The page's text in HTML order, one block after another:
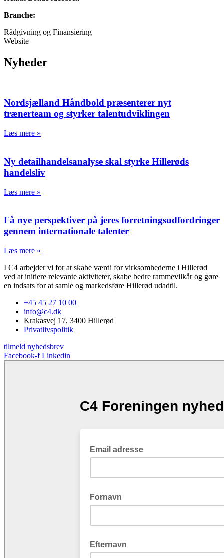
Branche:
Rådgivning og Finansiering
Website
Nyheder
Nordsjælland Håndbold præsenterer nyt
trænerteam og styrker talentudviklingen
Læs mere »
Ny detailhandelsanalyse skal styrke Hillerøds
handelsliv
Læs mere »
Få nye perspektiver på jeres forretningsudfordringer
gennem internationale talenter
Læs mere »
I C4 arbejder vi for at skabe værdi for virksomhederne i Hillerød
ved at initiere relevante aktiviteter, skabe bedre rammevilkår og gøre
en indsats for at samle og markedsføre Hillerød udadtil.
+45 45 27 10 00
info@c4.dk
Krakasvej 17, 3400 Hillerød
Privatlivspolitik
tilmeld nyhedsbrev
Facebook-f Linkedin